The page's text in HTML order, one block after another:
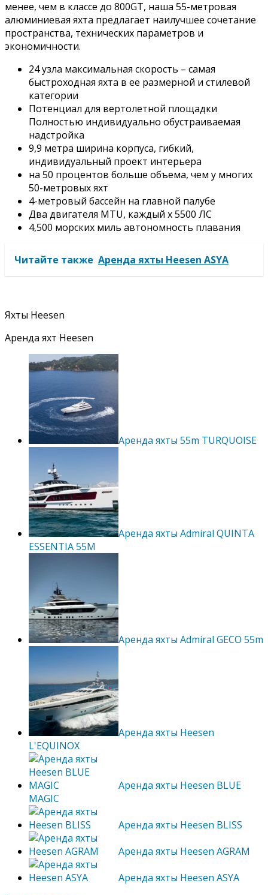
менее, чем в классе до 800GT, наша 55-метровая
алюминиевая яхта предлагает наилучшее сочетание
пространства, технических параметров и
экономичности.
24 узла максимальная скорость – самая
быстроходная яхта в ее размерной и стилевой
категории
Потенциал для вертолетной площадки
Полностью индивидуально обустраиваемая
надстройка
9,9 метра ширина корпуса, гибкий,
индивидуальный проект интерьера
на 50 процентов больше объема, чем у многих
50-метровых яхт
4-метровый бассейн на главной палубе
Два двигателя MTU, каждый х 5500 ЛС
4,500 морских миль автономность плавания
Читайте также Аренда яхты Heesen ASYA
Яхты Heesen
Аренда яхт Heesen
Аренда яхты 55m TURQUOISE
Аренда яхты Admiral QUINTA
ESSENTIA 55M
Аренда яхты Admiral GECO 55m
Аренда яхты Heesen
L'EQUINOX
Аренда яхты Heesen BLUE
MAGIC
Аренда яхты Heesen BLISS
Аренда яхты Heesen AGRAM
Аренда яхты Heesen ASYA